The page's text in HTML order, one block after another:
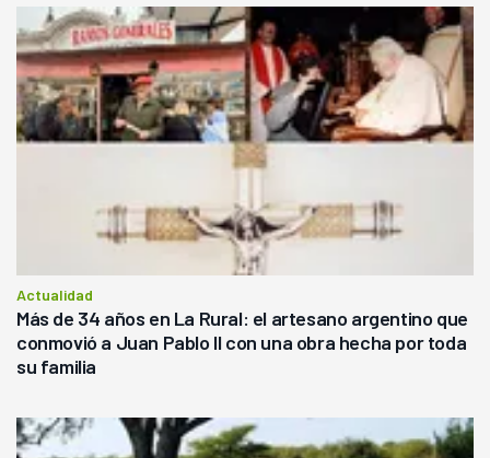
Actualidad
Más de 34 años en La Rural: el artesano argentino que
conmovió a Juan Pablo II con una obra hecha por toda
su familia